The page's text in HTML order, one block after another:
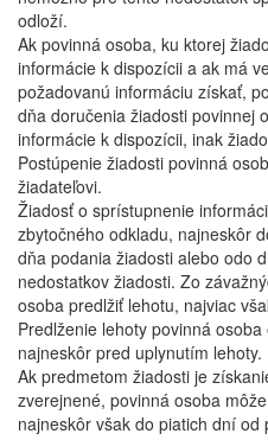
odloží.
Ak povinná osoba, ku ktorej
informácie k dispozícii a ak má
požadovanú informáciu získať,
dňa doručenia žiadosti povinnej
informácie k dispozícii, inak
Postúpenie žiadosti povinná
žiadateľovi.
Žiadosť o sprístupnenie
zbytočného odkladu, najneskôr
dňa podania žiadosti alebo odo
nedostatkov žiadosti. Zo
osoba predlžiť lehotu, najviac
Predlženie lehoty povinná
najneskôr pred uplynutím lehoty.
Ak predmetom žiadosti je
zverejnené, povinná osoba
najneskôr však do piatich dní od